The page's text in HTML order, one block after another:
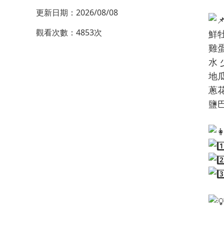
更新日期：2026/08/08
觀看次數：4853次
鮮
雞
水
地
蔥
鹽